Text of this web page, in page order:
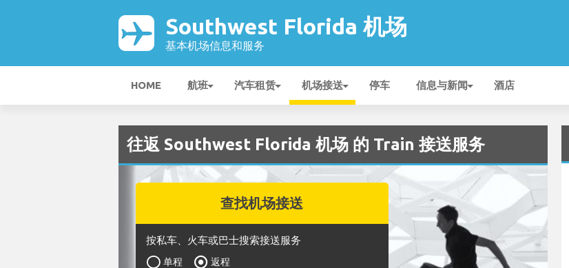
Southwest Florida 机场
基本机场信息和服务
HOME 航班 汽车租赁 机场接送 停车 信息与新闻 酒店
往返 Southwest Florida 机场 的 Train 接送服务
查找机场接送
按私车、火车或巴士搜索接送服务
单程
返程